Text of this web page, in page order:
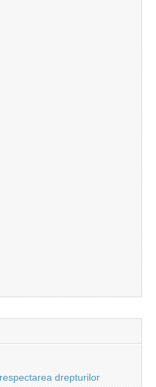
drepturilor